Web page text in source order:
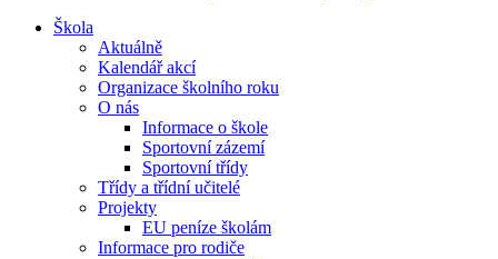
Škola
Aktuálně
Kalendář akcí
Organizace školního roku
O nás
Informace o škole
Sportovní zázemí
Sportovní třídy
Třídy a třídní učitelé
Projekty
EU peníze školám
Informace pro rodiče